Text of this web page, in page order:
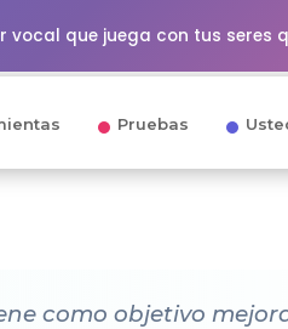
vocal que juega con tus seres
Pruebas
como objetivo